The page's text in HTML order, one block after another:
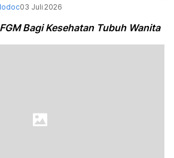
03 Juli 2026
Bagi Kesehatan Tubuh Wanita